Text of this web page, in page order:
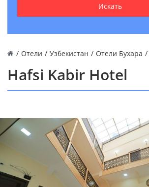
Искать
/ Отели / Узбекистан / Отели Бухара /
Hafsi Kabir Hotel